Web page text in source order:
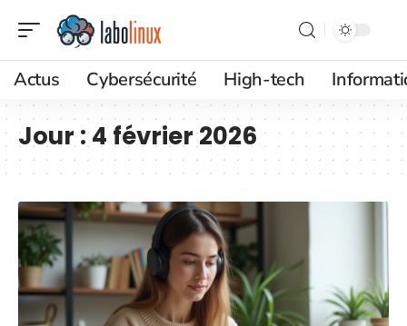
Actus Cybersécurité High-tech
Jour :4 février 2026